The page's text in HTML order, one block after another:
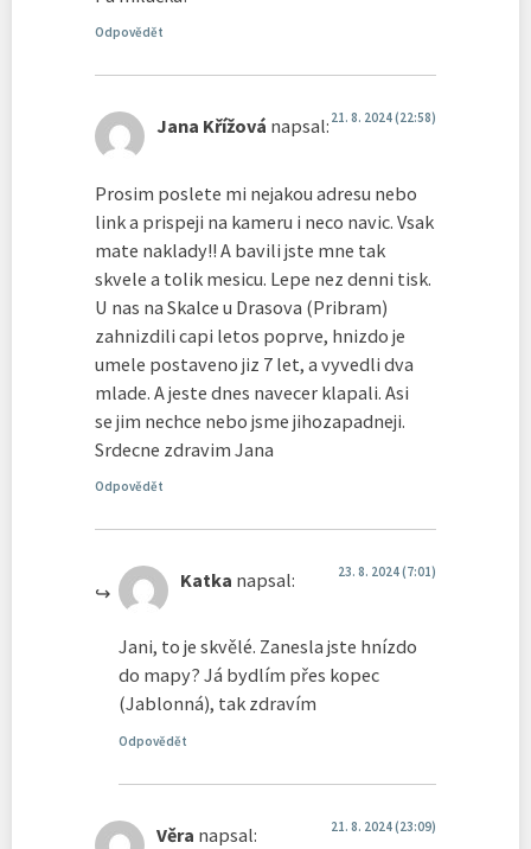
Odpovědět
Jana Křížová napsal: 21. 8. 2024 (22:58)
Prosim poslete mi nejakou adresu nebo
link a prispeji na kameru i neco navic. Vsak
mate naklady!! A bavili jste mne tak
skvele a tolik mesicu. Lepe nez denni tisk.
U nas na Skalce u Drasova (Pribram)
zahnizdili capi letos poprve, hnizdo je
umele postaveno jiz 7 let, a vyvedli dva
mlade. A jeste dnes navecer klapali. Asi
se jim nechce nebo jsme jihozapadneji.
Srdecne zdravim Jana
Odpovědět
Katka napsal: 23. 8. 2024 (7:01)
Jani, to je skvělé. Zanesla jste hnízdo
do mapy? Já bydlím přes kopec
(Jablonná), tak zdravím
Odpovědět
Věra napsal: 21. 8. 2024 (23:09)